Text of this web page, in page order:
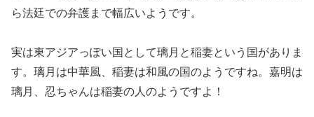
ら法廷での弁護まで幅広いようです。
実は東アジアっぽい国として璃月と稲妻という国がありま
す。璃月は中華風、稲妻は和風の国のようですね。嘉明は
璃月、忍ちゃんは稲妻の人のようですよ！